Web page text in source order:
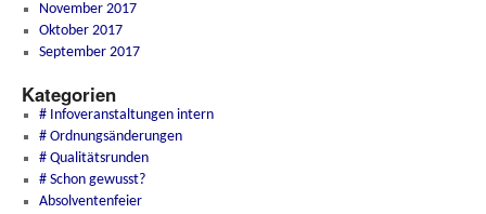
November 2017
Oktober 2017
September 2017
Kategorien
# Infoveranstaltungen intern
# Ordnungsänderungen
# Qualitätsrunden
# Schon gewusst?
Absolventenfeier